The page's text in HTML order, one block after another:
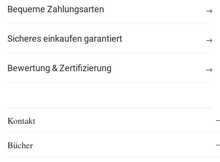
Bequeme Zahlungsarten
Sicheres einkaufen garantiert
Bewertung & Zertifizierung
Kontakt
Bücher